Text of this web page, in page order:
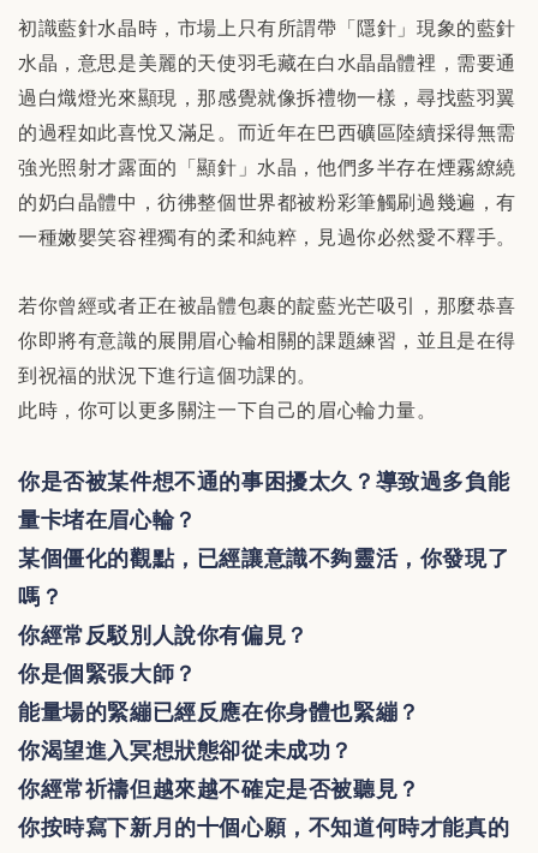
初識藍針水晶時，市場上只有所謂帶「隱針」現象的藍針
水晶，意思是美麗的天使羽毛藏在白水晶晶體裡，需要通
過白熾燈光來顯現，那感覺就像拆禮物一樣，尋找藍羽翼
的過程如此喜悅又滿足。而近年在巴西礦區陸續採得無需
強光照射才露面的「顯針」水晶，他們多半存在煙霧繚繞
的奶白晶體中，彷彿整個世界都被粉彩筆觸刷過幾遍，有
一種嫩嬰笑容裡獨有的柔和純粹，見過你必然愛不釋手。
若你曾經或者正在被晶體包裹的靛藍光芒吸引，那麼恭喜
你即將有意識的展開眉心輪相關的課題練習，並且是在得
到祝福的狀況下進行這個功課的。
此時，你可以更多關注一下自己的眉心輪力量。
你是否被某件想不通的事困擾太久？導致過多負能
量卡堵在眉心輪？
某個僵化的觀點，已經讓意識不夠靈活，你發現了
嗎？
你經常反駁別人說你有偏見？
你是個緊張大師？
能量場的緊繃已經反應在你身體也緊繃？
你渴望進入冥想狀態卻從未成功？
你經常祈禱但越來越不確定是否被聽見？
你按時寫下新月的十個心願，不知道何時才能真的